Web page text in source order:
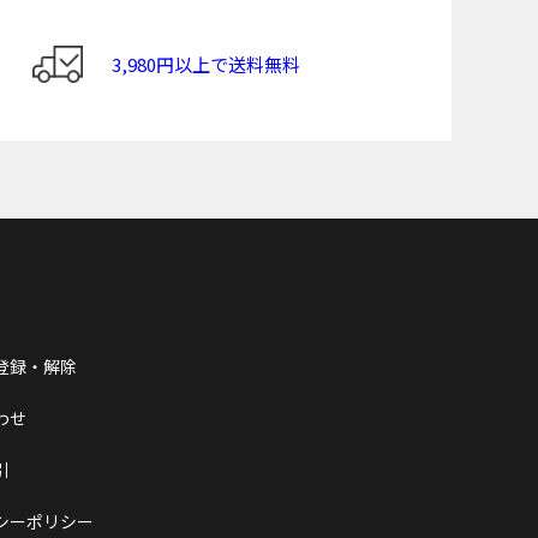
3,980円以上で送料無料
録・解除
せ
ーポリシー